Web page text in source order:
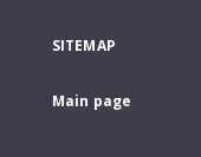
SITEMAP
Main page